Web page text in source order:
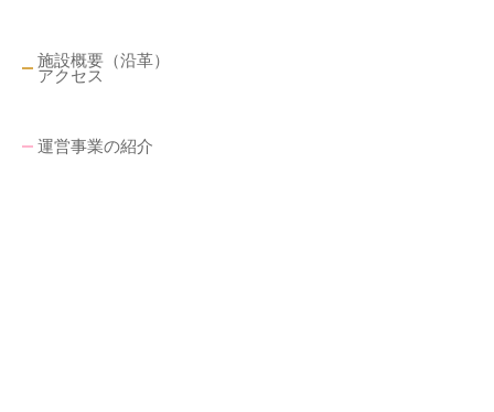
施設概要（沿革）
アクセス
運営事業の紹介